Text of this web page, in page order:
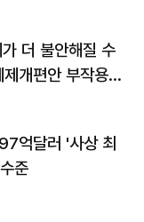
더 불안해질 수
개편안 부작용
억달러 '사상 최
준